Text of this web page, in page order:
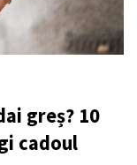
greș? 10
cadoul